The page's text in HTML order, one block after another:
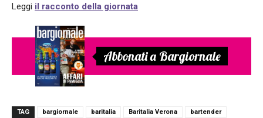
Leggi il racconto della giornata
Abbonati a Bargiornale
TAG bargiornale baritalia Baritalia Verona
bartender